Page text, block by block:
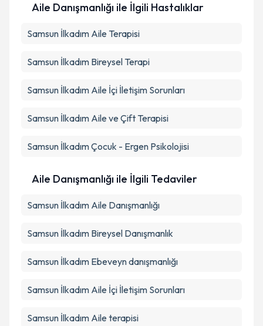
Aile Danışmanlığı ile İlgili Hastalıklar
Samsun İlkadım Aile Terapisi
Samsun İlkadım Bireysel Terapi
Samsun İlkadım Aile İçi İletişim Sorunları
Samsun İlkadım Aile ve Çift Terapisi
Samsun İlkadım Çocuk - Ergen Psikolojisi
Aile Danışmanlığı ile İlgili Tedaviler
Samsun İlkadım Aile Danışmanlığı
Samsun İlkadım Bireysel Danışmanlık
Samsun İlkadım Ebeveyn danışmanlığı
Samsun İlkadım Aile İçi İletişim Sorunları
Samsun İlkadım Aile terapisi